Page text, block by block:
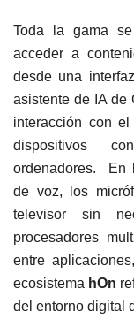
Toda la gama
acceder a
desde una
asistente de IA de
interacción con
dispositivos
ordenadores. En
de voz, los
televisor sin
procesadores
entre
ecosistema hOn
del entorno digital